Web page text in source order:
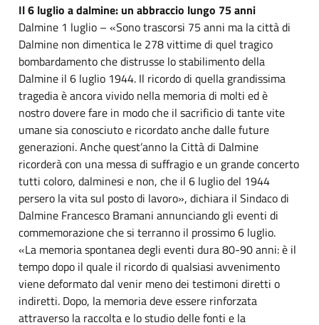
Il 6 luglio a dalmine: un abbraccio lungo 75 anni
Dalmine 1 luglio – «Sono trascorsi 75 anni ma la città di
Dalmine non dimentica le 278 vittime di quel tragico
bombardamento che distrusse lo stabilimento della
Dalmine il 6 luglio 1944. Il ricordo di quella grandissima
tragedia è ancora vivido nella memoria di molti ed è
nostro dovere fare in modo che il sacrificio di tante vite
umane sia conosciuto e ricordato anche dalle future
generazioni. Anche quest’anno la Città di Dalmine
ricorderà con una messa di suffragio e un grande concerto
tutti coloro, dalminesi e non, che il 6 luglio del 1944
persero la vita sul posto di lavoro», dichiara il Sindaco di
Dalmine Francesco Bramani annunciando gli eventi di
commemorazione che si terranno il prossimo 6 luglio.
«La memoria spontanea degli eventi dura 80-90 anni: è il
tempo dopo il quale il ricordo di qualsiasi avvenimento
viene deformato dal venir meno dei testimoni diretti o
indiretti. Dopo, la memoria deve essere rinforzata
attraverso la raccolta e lo studio delle fonti e la